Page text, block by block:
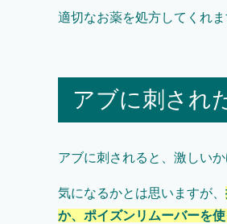
適切なお薬を処方してくれま
アブに刺され
アブに刺されると、激しい
気になるかとは思いますが、
か、ポイズンリムーバーを